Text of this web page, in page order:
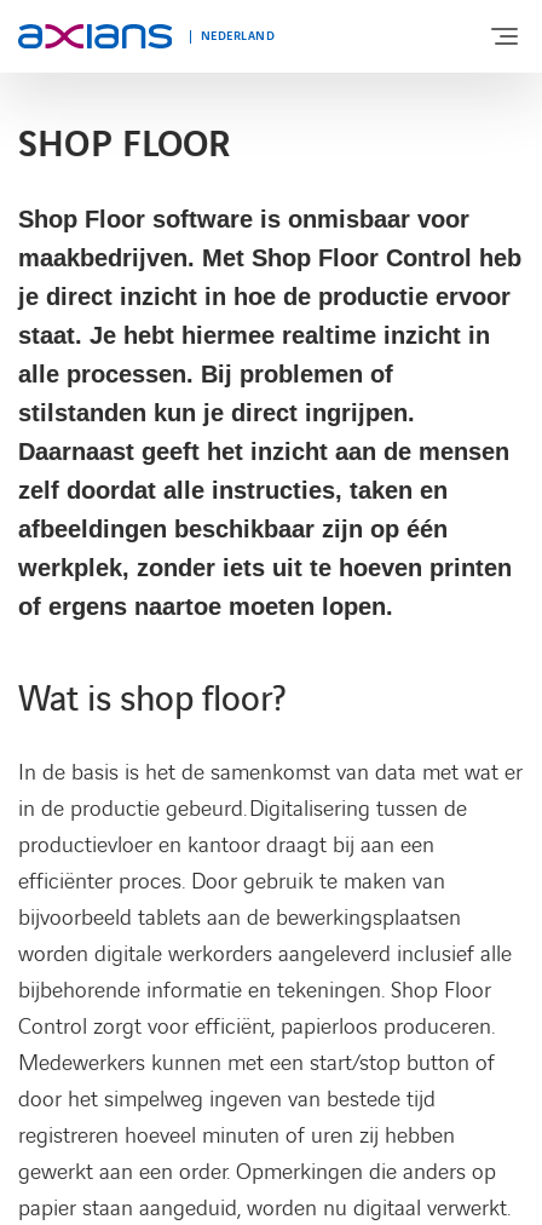
NEDERLAND
OVER AXIANS
EXPERTISE
MARKTSEGMENT
NIEUWS & INSPIRATIE
Nieuws
Kennisbank
Contact
Werken bij Axians
SHOP FLOOR
Shop Floor software is onmisbaar voor
maakbedrijven. Met Shop Floor Control heb
je direct inzicht in hoe de productie ervoor
staat. Je hebt hiermee realtime inzicht in
alle processen. Bij problemen of
stilstanden kun je direct ingrijpen.
Daarnaast geeft het inzicht aan de mensen
zelf doordat alle instructies, taken en
afbeeldingen beschikbaar zijn op één
werkplek, zonder iets uit te hoeven printen
of ergens naartoe moeten lopen.
Wat is shop floor?
In de basis is het de samenkomst van data met wat er
in de productie gebeurd. Digitalisering tussen de
productievloer en kantoor draagt bij aan een
efficiënter proces. Door gebruik te maken van
bijvoorbeeld tablets aan de bewerkingsplaatsen
worden digitale werkorders aangeleverd inclusief alle
bijbehorende informatie en tekeningen. Shop Floor
Control zorgt voor efficiënt, papierloos produceren.
Medewerkers kunnen met een start/stop button of
door het simpelweg ingeven van bestede tijd
registreren hoeveel minuten of uren zij hebben
gewerkt aan een order. Opmerkingen die anders op
papier staan aangeduid, worden nu digitaal verwerkt.